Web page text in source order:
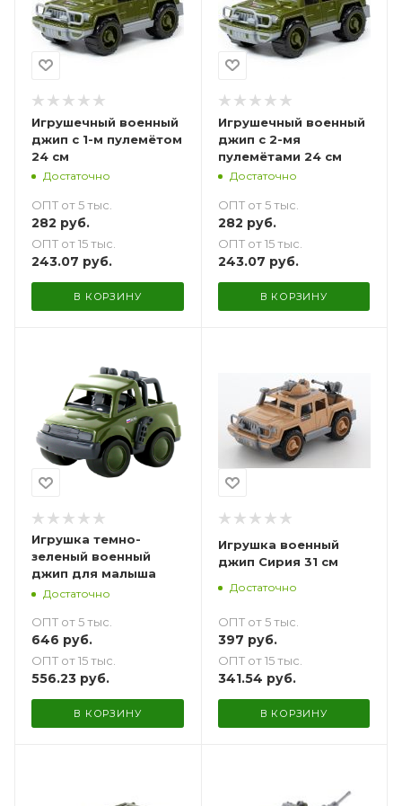
Игрушечный военный
джип с 1-м пулемётом
24 см
Достаточно
ОПТ от 5 тыс.
282 руб.
ОПТ от 15 тыс.
243.07 руб.
В КОРЗИНУ
Игрушечный военный
джип с 2-мя
пулемётами 24 см
Достаточно
ОПТ от 5 тыс.
282 руб.
ОПТ от 15 тыс.
243.07 руб.
В КОРЗИНУ
Игрушка темно-
зеленый военный
джип для малыша
Достаточно
ОПТ от 5 тыс.
646 руб.
ОПТ от 15 тыс.
556.23 руб.
В КОРЗИНУ
Игрушка военный
джип Сирия 31 см
Достаточно
ОПТ от 5 тыс.
397 руб.
ОПТ от 15 тыс.
341.54 руб.
В КОРЗИНУ